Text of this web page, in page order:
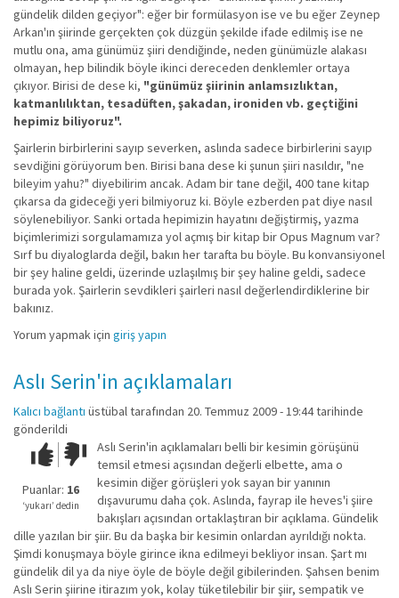
gündelik dilden geçiyor": eğer bir formülasyon ise ve bu eğer Zeynep
Arkan'ın şiirinde gerçekten çok düzgün şekilde ifade edilmiş ise ne
mutlu ona, ama günümüz şiiri dendiğinde, neden günümüzle alakası
olmayan, hep bilindik böyle ikinci dereceden denklemler ortaya
çıkıyor. Birisi de dese ki, "günümüz şiirinin anlamsızlıktan,
katmanlılıktan, tesadüften, şakadan, ironiden vb. geçtiğini
hepimiz biliyoruz".
Şairlerin birbirlerini sayıp severken, aslında sadece birbirlerini sayıp
sevdiğini görüyorum ben. Birisi bana dese ki şunun şiiri nasıldır, "ne
bileyim yahu?" diyebilirim ancak. Adam bir tane değil, 400 tane kitap
çıkarsa da gideceği yeri bilmiyoruz ki. Böyle ezberden pat diye nasıl
söylenebiliyor. Sanki ortada hepimizin hayatını değiştirmiş, yazma
biçimlerimizi sorgulamamıza yol açmış bir kitap bir Opus Magnum var?
Sırf bu diyaloglarda değil, bakın her tarafta bu böyle. Bu konvansiyonel
bir şey haline geldi, üzerinde uzlaşılmış bir şey haline geldi, sadece
burada yok. Şairlerin sevdikleri şairleri nasıl değerlendirdiklerine bir
bakınız.
Yorum yapmak için giriş yapın
Aslı Serin'in açıklamaları
Kalıcı bağlantı üstübaltarafından 20. Temmuz 2009 - 19:44 tarihinde
gönderildi
Çok iyi!O
kadar
iyi
değil!
Puanlar: 16
‘yukarı’ dedin
Aslı Serin'in açıklamaları belli bir kesimin görüşünü
temsil etmesi açısından değerli elbette, ama o
kesimin diğer görüşleri yok sayan bir yanının
dışavurumu daha çok. Aslında, fayrap ile heves'i şiire
bakışları açısından ortaklaştıran bir açıklama. Gündelik
dille yazılan bir şiir. Bu da başka bir kesimin onlardan ayrıldığı nokta.
Şimdi konuşmaya böyle girince ikna edilmeyi bekliyor insan. Şart mı
gündelik dil ya da niye öyle de böyle değil gibilerinden. Şahsen benim
Aslı Serin şiirine itirazım yok, kolay tüketilebilir bir şiir, sempatik ve